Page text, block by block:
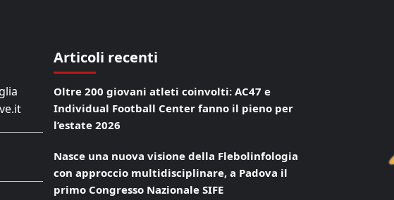
Articoli recenti
Oltre 200 giovani atleti coinvolti: AC47 e
Individual Football Center fanno il pieno per
l’estate 2026
Nasce una nuova visione della Flebolinfologia
con approccio multidisciplinare, a Padova il
primo Congresso Nazionale SIFE